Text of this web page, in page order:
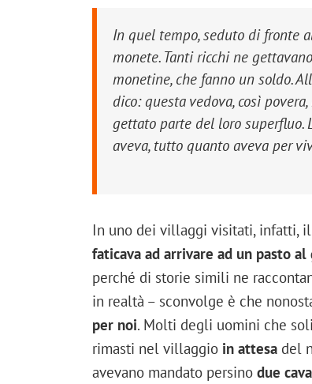
In quel tempo, seduto di fronte
monete. Tanti ricchi ne
monetine, che fanno un soldo.
dico: questa vedova, così
gettato parte del loro superfluo.
aveva, tutto quanto aveva per
In uno dei villaggi visitati, infatti,
faticava ad arrivare ad un pasto al
perché di storie simili ne
in realtà – sconvolge è che
per noi. Molti degli uomini che
rimasti nel villaggio in attesa del
avevano mandato persino due